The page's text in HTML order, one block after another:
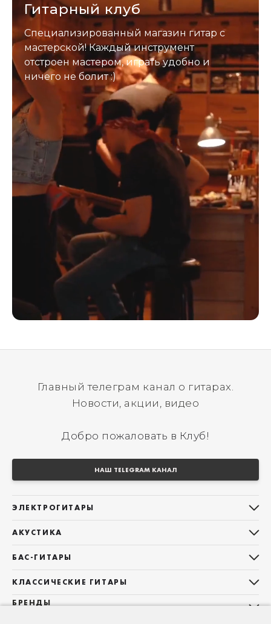
Гитарный клуб
Специализированный магазин гитар с
мастерской! Каждый инструмент
отстроен мастером, играть удобно и
ничего не болит :)
Главный телеграм канал о гитарах.
Новости, акции, видео
Добро пожаловать в Клуб!
НАШ TELEGRAM КАНАЛ
ЭЛЕКТРОГИТАРЫ
Telecaster
Les Paul
Superstrat
АКУСТИКА
Фолки (ОМ, 000, 00)
Гранд Аудиториум
БАС-ГИТАРЫ
Precision Bass
КЛАССИЧЕСКИЕ ГИТАРЫ
Все классические гитары
БРЕНДЫ